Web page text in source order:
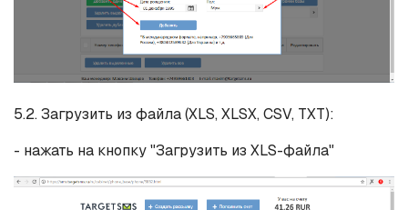
5.2. Загрузить из файла (XLS, XLSX, CSV, TXT):
- нажать на кнопку "Загрузить из XLS-файла"